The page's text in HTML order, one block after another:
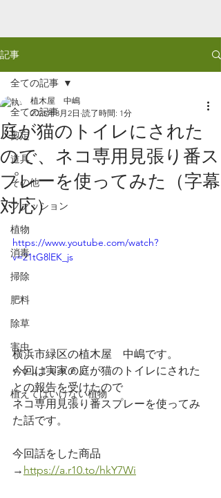
記事
全ての記事
剪定
道具
その他
ファッション
植物
消毒
掃除
肥料
除草
害虫
ｙｏｕｔｕｂｅ
植えてはいけない植物
全ての記事
庭が猫のトイレにされた
ので、ネコ専用見張り番ス
プレーを使ってみた（字幕
対応）
植木屋 中嶋
2025年3月2日 読了時間: 1分
https://www.youtube.com/watch?
v=21tG8lEK_js
横浜市緑区の植木屋　中嶋です。
今回は実家の庭が猫のトイレにされた
との報告を受けたので
ネコ専用見張り番スプレーを使ってみ
た話です。
今回話をした商品
→ https://a.r10.to/hkY7Wi